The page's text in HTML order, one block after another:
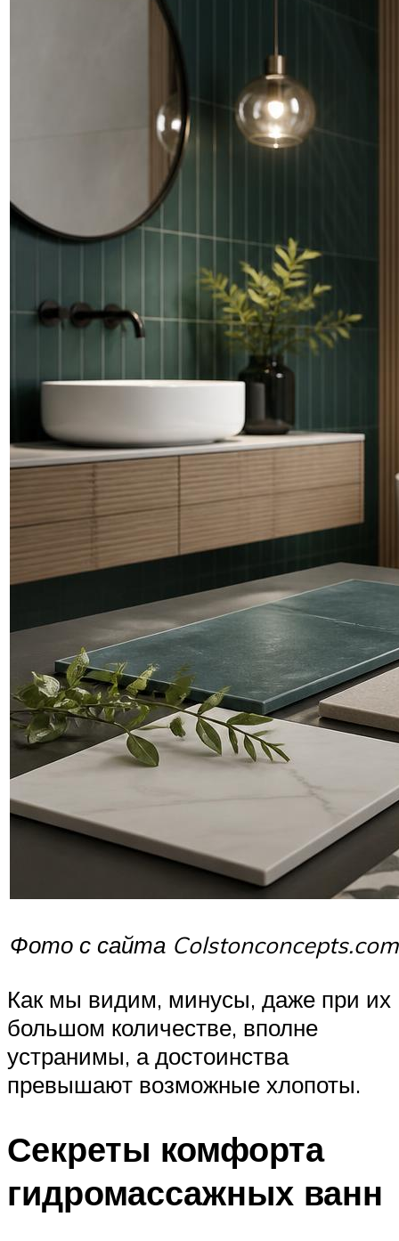
Фото с сайта Colstonconcepts.com
Как мы видим, минусы, даже при их
большом количестве, вполне
устранимы, а достоинства
превышают возможные хлопоты.
Секреты комфорта
гидромассажных ванн